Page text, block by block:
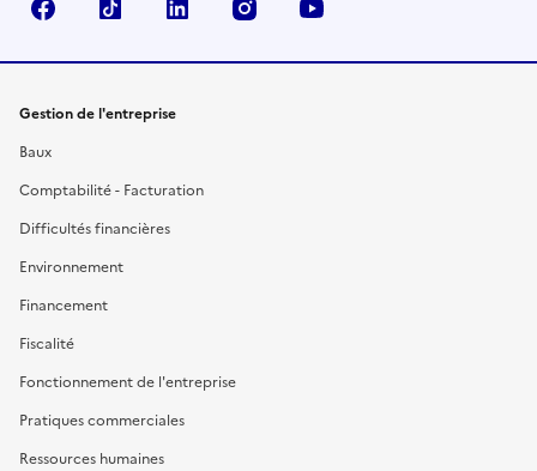
FacebookTikTok Linkedin Instagram
Gestion de l'entreprise
Baux
Comptabilité - Facturation
Difficultés financières
Environnement
Financement
Fiscalité
Fonctionnement de l'entreprise
Pratiques commerciales
Ressources humaines